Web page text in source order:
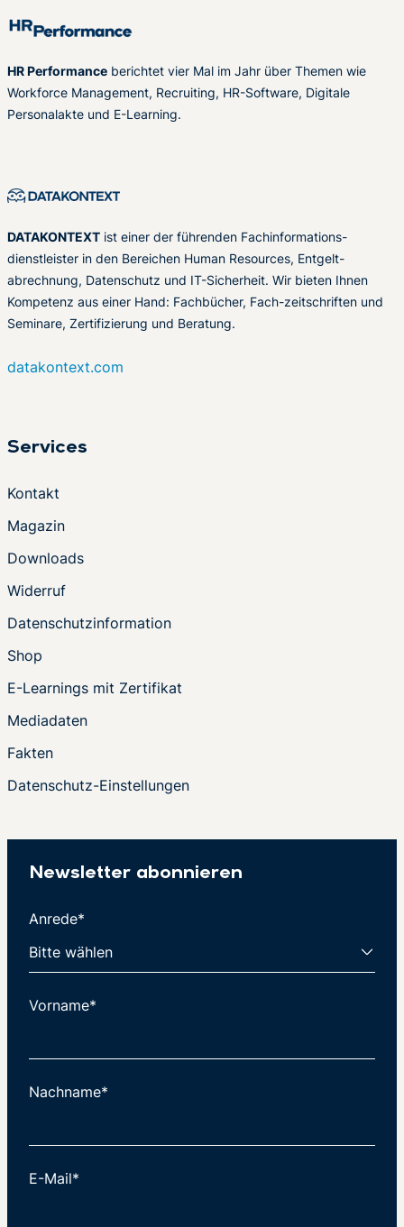
HR Performance berichtet vier Mal im Jahr über Themen wie
Workforce Management, Recruiting, HR-Software, Digitale
Personalakte und E-Learning.
DATAKONTEXT ist einer der führenden Fachinformations-
dienstleister in den Bereichen Human Resources, Entgelt-
abrechnung, Datenschutz und IT-Sicherheit. Wir bieten Ihnen
Kompetenz aus einer Hand: Fachbücher, Fach-zeitschriften und
Seminare, Zertifizierung und Beratung.
datakontext.com
Services
Kontakt
Magazin
Downloads
Widerruf
Datenschutzinformation
Shop
E-Learnings mit Zertifikat
Mediadaten
Fakten
Datenschutz-Einstellungen
Newsletter abonnieren
Anrede*
Vorname*
Nachname*
E-Mail*